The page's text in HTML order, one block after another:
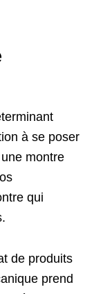
à se poser
montre
qui
de produits
prend